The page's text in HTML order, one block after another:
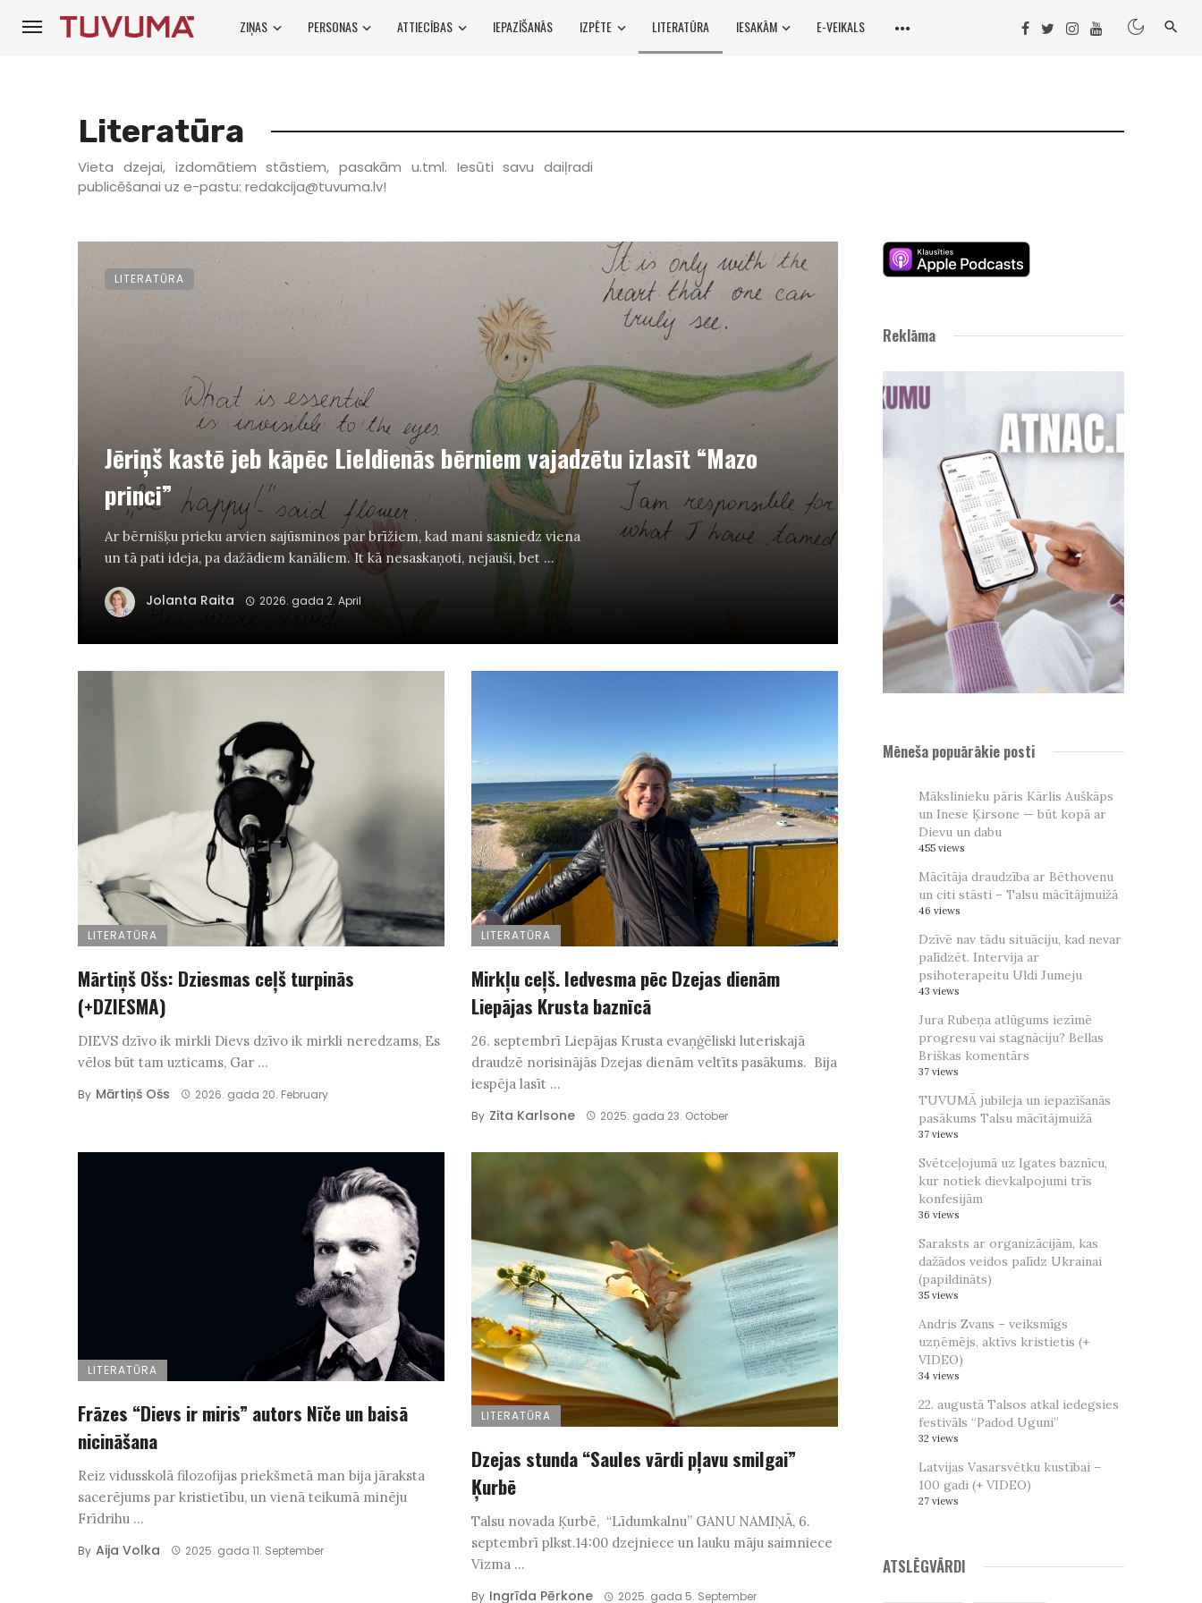
ZIŅAS PERSONAS ATTIECĪBAS IEPAZĪŠANĀS IZPĒTE LITERATŪRA IESAKĀM E-VEIKALS
Literatūra
Vieta dzejai, izdomātiem stāstiem, pasakām u.tml. Iesūti savu daiļradi
publicēšanai uz e-pastu: redakcija@tuvuma.lv!
Jēriņš kastē jeb kāpēc Lieldienās bērniem vajadzētu izlasīt “Mazo
princi”
Ar bērnišķu prieku arvien sajūsminos par brīžiem, kad mani sasniedz viena
un tā pati ideja, pa dažādiem kanāliem. It kā nesaskaņoti, nejauši, bet ...
Jolanta Raita 2026. gada 2. April
LITERATŪRA
LITERATŪRA
Mārtiņš Ošs: Dziesmas ceļš turpinās
(+DZIESMA)
DIEVS dzīvo ik mirkli Dievs dzīvo ik mirkli neredzams, Es
vēlos būt tam uzticams, Gar ...
By Mārtiņš Ošs 2026. gada 20. February
LITERATŪRA
Mirkļu ceļš. Iedvesma pēc Dzejas dienām
Liepājas Krusta baznīcā
26. septembrī Liepājas Krusta evaņģēliski luteriskajā
draudzē norisinājās Dzejas dienām veltīts pasākums. Bija
iespēja lasīt ...
By Zita Karlsone 2025. gada 23. October
LITERATŪRA
Frāzes “Dievs ir miris” autors Nīče un baisā
nicināšana
Reiz vidusskolā filozofijas priekšmetā man bija jāraksta
sacerējums par kristietību, un vienā teikumā minēju
Frīdrihu ...
By Aija Volka 2025. gada 11. September
LITERATŪRA
Dzejas stunda “Saules vārdi pļavu smilgai”
Ķurbē
Talsu novada Ķurbē, “Līdumkalnu” GANU NAMIŅĀ, 6.
septembrī plkst.14:00 dzejniece un lauku māju saimniece
Vizma ...
By Ingrīda Pērkone 2025. gada 5. September
Reklāma
Mēneša popuārākie posti
Mākslinieku pāris Kārlis Auškāps
un Inese Ķirsone — būt kopā ar
Dievu un dabu
455 views
Mācītāja draudzība ar Bēthovenu
un citi stāsti – Talsu mācītājmuižā
46 views
Dzīvē nav tādu situāciju, kad nevar
palīdzēt. Intervija ar
psihoterapeitu Uldi Jumeju
43 views
Jura Rubeņa atlūgums iezīmē
progresu vai stagnāciju? Bellas
Briškas komentārs
37 views
TUVUMĀ jubileja un iepazīšanās
pasākums Talsu mācītājmuižā
37 views
Svētceļojumā uz Igates baznīcu,
kur notiek dievkalpojumi trīs
konfesijām
36 views
Saraksts ar organizācijām, kas
dažādos veidos palīdz Ukrainai
(papildināts)
35 views
Andris Zvans – veiksmīgs
uzņēmējs, aktīvs kristietis (+
VIDEO)
34 views
22. augustā Talsos atkal iedegsies
festivāls “Padod Uguni”
32 views
Latvijas Vasarsvētku kustībai –
100 gadi (+ VIDEO)
27 views
ATSLĒGVĀRDI